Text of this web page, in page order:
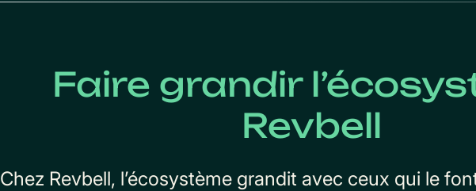
Faire grandir
Revbell
Chez Revbell, l’écosystème grandit avec ceux qui le